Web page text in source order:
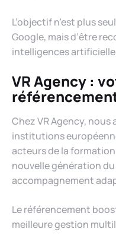
L’objectif n’est plus
Google, mais d’être
intelligences
VR Agency :
Chez VR Agency,
institutions
acteurs de la
nouvelle génération
accompagnement
Le référencement
meilleure gestion